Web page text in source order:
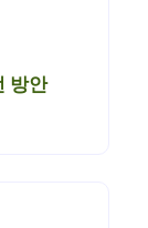
방안